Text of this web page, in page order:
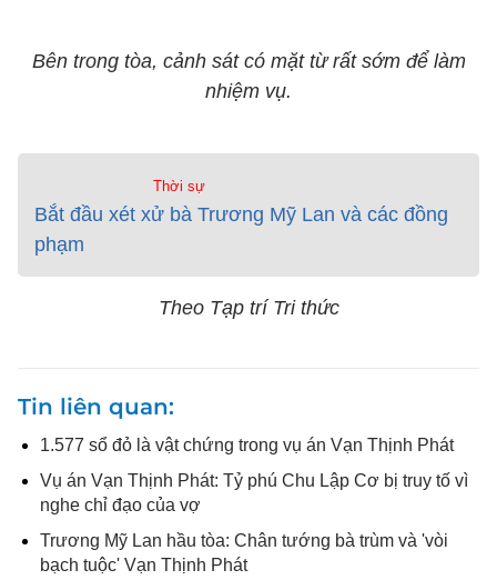
Bên trong tòa, cảnh sát có mặt từ rất sớm để làm
nhiệm vụ.
Thời sự
Bắt đầu xét xử bà Trương Mỹ Lan và các đồng
phạm
Theo Tạp trí Tri thức
Tin liên quan
1.577 sổ đỏ là vật chứng trong vụ án Vạn Thịnh Phát
Vụ án Vạn Thịnh Phát: Tỷ phú Chu Lập Cơ bị truy tố vì
nghe chỉ đạo của vợ
Trương Mỹ Lan hầu tòa: Chân tướng bà trùm và 'vòi
bạch tuộc' Vạn Thịnh Phát